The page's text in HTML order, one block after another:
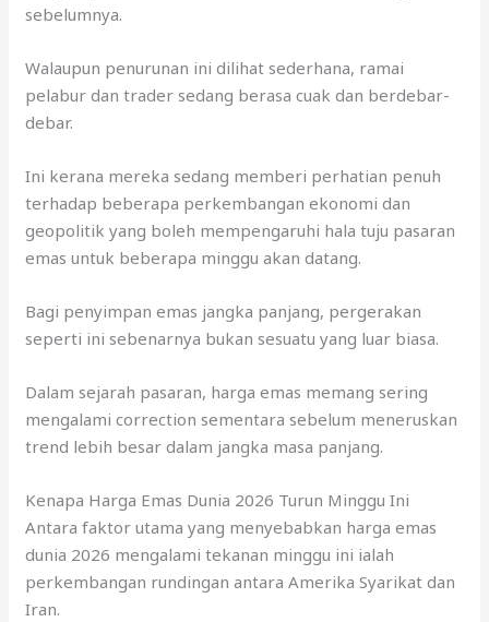
sebelumnya.
Walaupun penurunan ini dilihat sederhana, ramai
pelabur dan trader sedang berasa cuak dan berdebar-
debar.
Ini kerana mereka sedang memberi perhatian penuh
terhadap beberapa perkembangan ekonomi dan
geopolitik yang boleh mempengaruhi hala tuju pasaran
emas untuk beberapa minggu akan datang.
Bagi penyimpan emas jangka panjang, pergerakan
seperti ini sebenarnya bukan sesuatu yang luar biasa.
Dalam sejarah pasaran, harga emas memang sering
mengalami correction sementara sebelum meneruskan
trend lebih besar dalam jangka masa panjang.
Kenapa Harga Emas Dunia 2026 Turun Minggu Ini
Antara faktor utama yang menyebabkan harga emas
dunia 2026 mengalami tekanan minggu ini ialah
perkembangan rundingan antara Amerika Syarikat dan
Iran.